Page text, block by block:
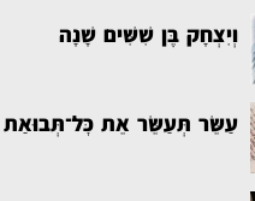
וְיִצְחָק בֶּן שִׁשִּׁים שָׁנָה
עַשֵּׂר תְּעַשֵּׂר אֵת כׇּל־תְּבוּאַת